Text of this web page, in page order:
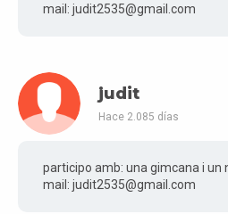
mail: judit2535@gmail.com
judit
Hace 2.085 días
participo amb: una gimcana i un
mail: judit2535@gmail.com